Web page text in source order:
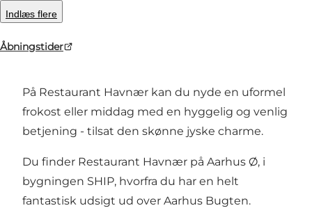
Indlæs flere
Åbningstider
tilbage, slappe af, nyde den lækre mad og blot
På Restaurant Havnær kan du nyde en uformel
frokost eller middag med en hyggelig og venlig
betjening - tilsat den skønne jyske charme.
Du finder Restaurant Havnær på Aarhus Ø, i
bygningen SHIP, hvorfra du har en helt
fantastisk udsigt ud over Aarhus Bugten.